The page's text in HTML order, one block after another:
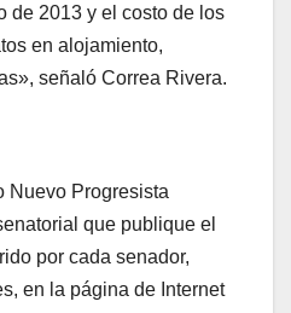
de 2013 y el costo de los
en alojamiento,
señaló Correa Rivera.
Nuevo Progresista
que publique el
por cada senador,
en la página de Internet